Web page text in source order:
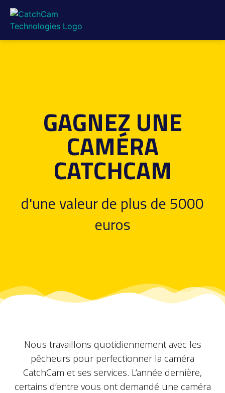
GAGNEZ UNE
CAMÉRA
CATCHCAM
d'une valeur de plus de 5000
euros
Nous travaillons quotidiennement avec les
pêcheurs pour perfectionner la caméra
CatchCam et ses services. L’année dernière,
certains d’entre vous ont demandé une caméra